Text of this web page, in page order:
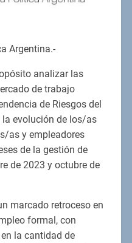
Argentina.-
analizar las
de trabajo
de Riesgos del
la evolución de los/as
as y empleadores
de la gestión de
de 2023 y octubre de
marcado retroceso en
formal, con
la cantidad de